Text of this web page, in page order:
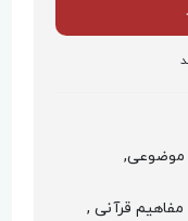
مفاهیم قرآنی ,